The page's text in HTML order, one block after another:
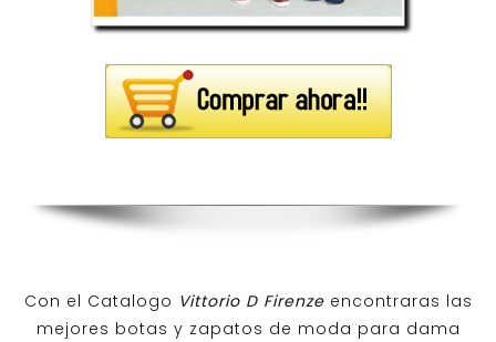
Con el Catalogo Vittorio D Firenzeencontraras las
mejores botas y zapatos de moda para dama